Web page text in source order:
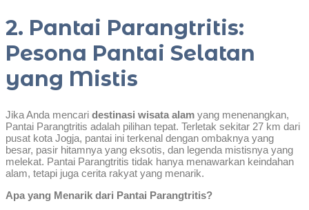
2. Pantai Parangtritis:
Pesona Pantai Selatan
yang Mistis
Jika Anda mencari destinasi wisata alam yang menenangkan,
Pantai Parangtritis adalah pilihan tepat. Terletak sekitar 27 km dari
pusat kota Jogja, pantai ini terkenal dengan ombaknya yang
besar, pasir hitamnya yang eksotis, dan legenda mistisnya yang
melekat. Pantai Parangtritis tidak hanya menawarkan keindahan
alam, tetapi juga cerita rakyat yang menarik.
Apa yang Menarik dari Pantai Parangtritis?